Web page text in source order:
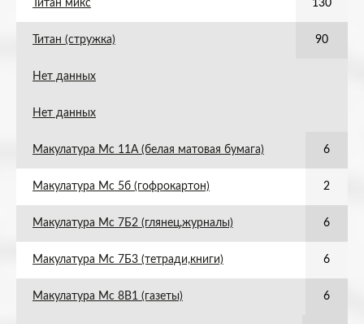
Титан микс 130
Титан (стружка) 90
Нет данных
Нет данных
Макулатура Мс 11А (белая матовая бумага) 6
Макулатура Мс 5б (гофрокартон) 2
Макулатура Мс 7Б2 (глянец,журналы) 6
Макулатура Мс 7Б3 (тетради,книги) 6
Макулатура Мс 8В1 (газеты) 6